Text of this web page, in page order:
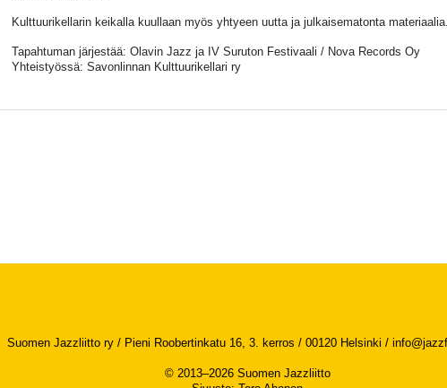
Kulttuurikellarin keikalla kuullaan myös yhtyeen uutta ja julkaisematonta materiaalia.
Tapahtuman järjestää: Olavin Jazz ja IV Suruton Festivaali / Nova Records Oy
Yhteistyössä: Savonlinnan Kulttuurikellari ry
Suomen Jazzliitto ry / Pieni Roobertinkatu 16, 3. kerros / 00120 Helsinki /
© 2013–2026 Suomen Jazzliitto